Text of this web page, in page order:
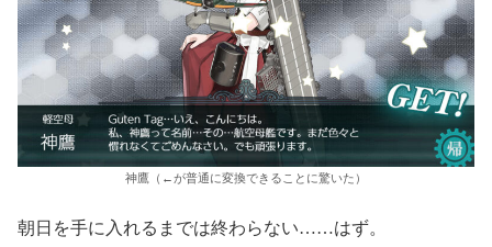
神鷹（←が普通に変換できることに驚いた）
朝日を手に入れるまでは終わらない……はず。